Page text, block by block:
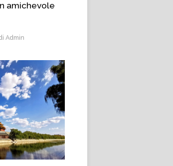
amichevole
Admin